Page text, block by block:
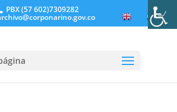
PBX (57 602)7309282
ES